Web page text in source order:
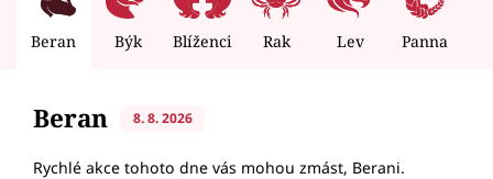
Beran Býk Blíženci Rak Lev Panna
Beran 8. 8. 2026
Rychlé akce tohoto dne vás mohou zmást, Berani.